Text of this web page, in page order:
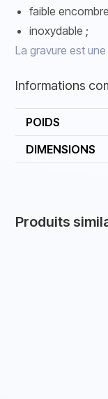
faible
inoxydable ;
La gravure est
Informations
POIDS
DIMENSIONS
Produits